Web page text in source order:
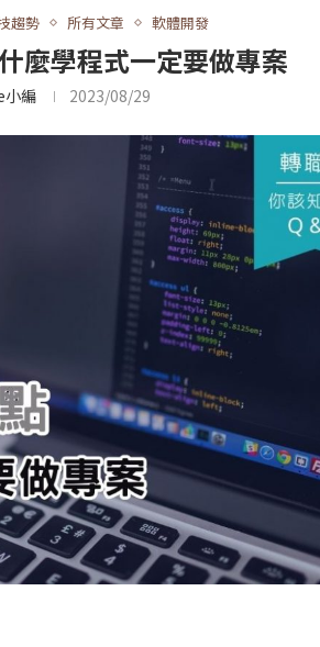
趨勢 所有文章 軟體開發
麼學程式一定要做專案
小編 2023/08/29